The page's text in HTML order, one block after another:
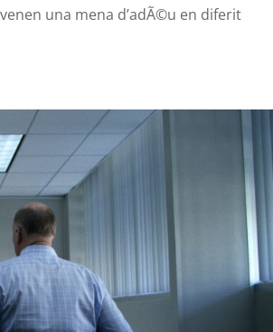
una mena d’adÃ©u en diferit